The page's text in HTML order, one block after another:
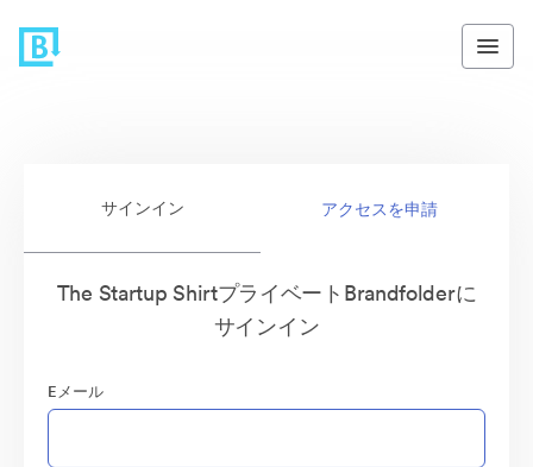
サインイン アクセスを申請
The Startup ShirtプライベートBrandfolderに
サインイン
Eメール